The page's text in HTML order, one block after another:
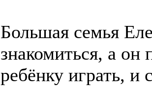
Большая семья
знакомиться, а
ребёнку играть, и